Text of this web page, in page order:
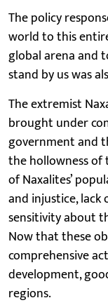
The policy
world to this
global arena and
stand by us was
The extremist
brought under
government and
the hollowness
of Naxalites’
and injustice, lack
sensitivity about
Now that these
comprehensive
development,
regions.